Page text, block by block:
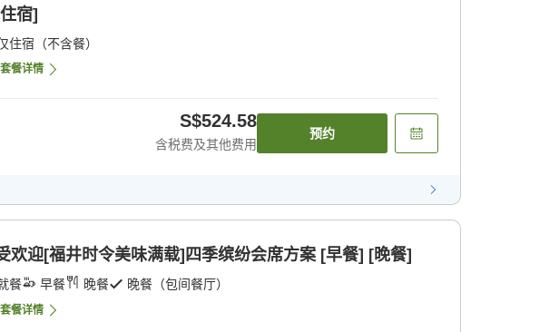
宿]
住宿（不含餐）
餐详情
S$524.58
含税费及其他费用
预约
欢迎[福井时令美味满载]四季缤纷会席方案 [早餐] [晚餐]
餐 早餐 晚餐 晚餐（包间餐厅）
餐详情